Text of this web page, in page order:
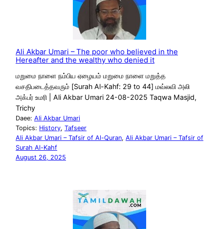
Ali Akbar Umari – The poor who believed in the
Hereafter and the wealthy who denied it
மறுமை நாளை நம்பிய ஏழையம் மறுமை நாளை மறுத்த
வசதிபடைத்தவரும் [Surah Al-Kahf: 29 to 44] மவ்லவி அலி
அக்பர் உமரி | Ali Akbar Umari 24-08-2025 Taqwa Masjid,
Trichy
Daee: Ali Akbar Umari
Topics: History, Tafseer
Ali Akbar Umari – Tafsir of Al-Quran, Ali Akbar Umari – Tafsir of
Surah Al-Kahf
August 26, 2025